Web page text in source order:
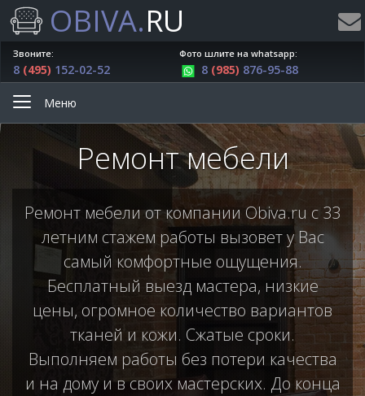
OBIVA.RU
Звоните:
8 (495) 152-02-52
Фото шлите на whatsapp:
8 (985) 876-95-88
Меню
Ремонт мебели
Ремонт мебели от компании Obiva.ru с 33
летним стажем работы вызовет у Вас
самый комфортные ощущения.
Бесплатный выезд мастера, низкие
цены, огромное количество вариантов
тканей и кожи. Сжатые сроки.
Выполняем работы без потери качества
и на дому и в своих мастерских. До конца